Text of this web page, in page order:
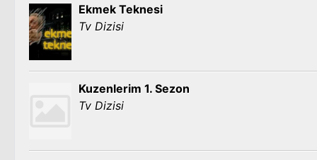
Ekmek Teknesi
Tv Dizisi
Kuzenlerim 1. Sezon
Tv Dizisi